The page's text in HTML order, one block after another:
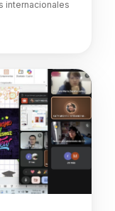
internacionales